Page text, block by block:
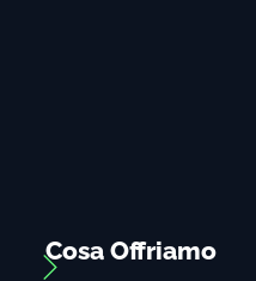
Cosa Offriamo